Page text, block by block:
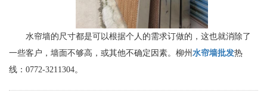
水帘墙的尺寸都是可以根据个人的需求订做的，这也就消除了
一些客户，墙面不够高，或其他不确定因素。柳州 水帘墙批发热
线：0772-3211304。